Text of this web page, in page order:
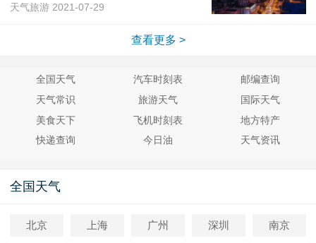
天气旅游 2021-07-29
查看更多 >
全国天气 汽车时刻表
邮编查询
天气常识
旅游天气
国际天气
美食天下
飞机时刻表
地方特产
快递查询
今日油 天气资讯
全国天气
北京 上海 广州 深圳 南京